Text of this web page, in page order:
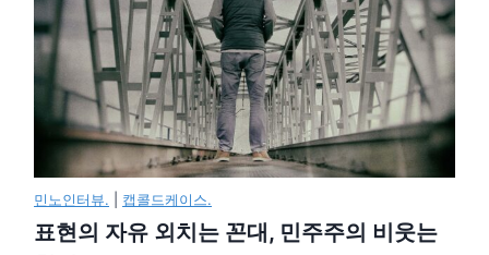
민노인터뷰. 캡콜드케이스.
표현의 자유 외치는 꼰대, 민주주의 비웃는